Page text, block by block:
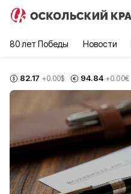
80 лет Победы Новости
82.17 +0.00$ 94.84 +0.00€